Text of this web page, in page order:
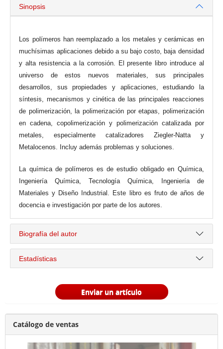
Sinopsis
Los polímeros han reemplazado a los metales y cerámicas en
muchísimas aplicaciones debido a su bajo costo, baja densidad
y alta resistencia a la corrosión. El presente libro introduce al
universo de estos nuevos materiales, sus principales
desarrollos, sus propiedades y aplicaciones, estudiando la
síntesis, mecanismos y cinética de las principales reacciones
de polimerización, la polimerización por etapas, polimerización
en cadena, copolimerización y polimerización catalizada por
metales, especialmente catalizadores Ziegler-Natta y
Metalocenos. Incluy además problemas y soluciones.
La química de polímeros es de estudio obligado en Química,
Ingeniería Química, Tecnología Química, Ingeniería de
Materiales y Diseño Industrial. Este libro es fruto de años de
docencia e investigación por parte de los autores.
Biografía del autor
Estadísticas
Enviar un artículo
Catálogo de ventas